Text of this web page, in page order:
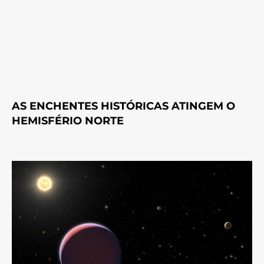
AS ENCHENTES HISTÓRICAS ATINGEM O
HEMISFÉRIO NORTE